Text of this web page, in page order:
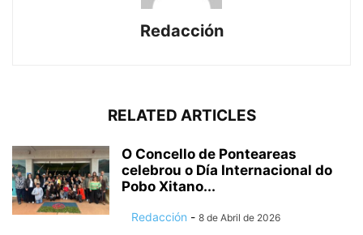
Redacción
RELATED ARTICLES
O Concello de Ponteareas
celebrou o Día Internacional do
Pobo Xitano...
Redacción - 8 de Abril de 2026